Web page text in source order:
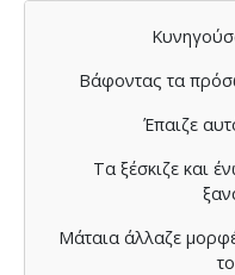
Βάφοντας τα
Έπαιζε
Τα ξέσκιζε και
Μάταια άλλαζε